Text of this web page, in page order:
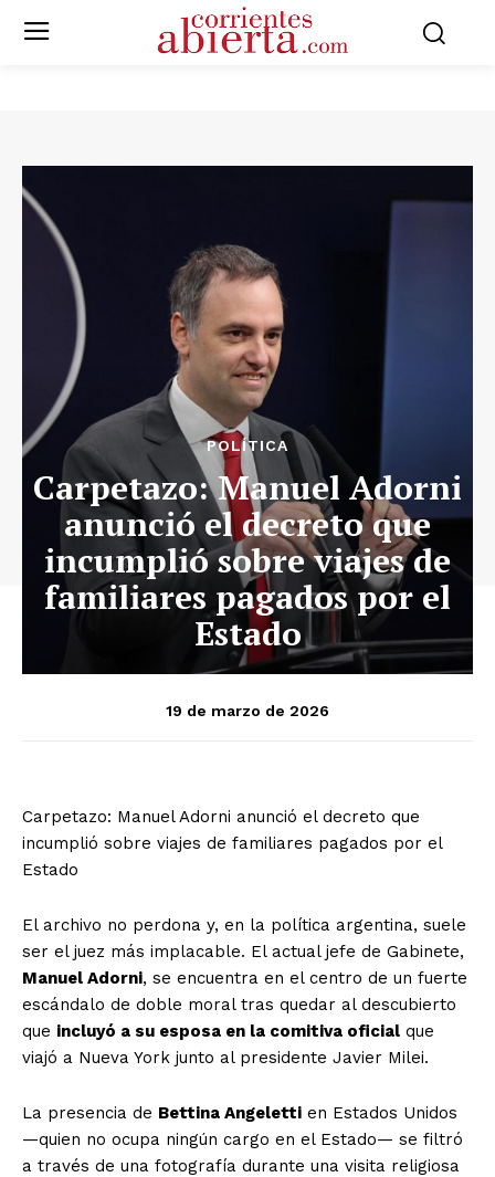
POLÍTICA
Carpetazo: Manuel Adorni
anunció el decreto que
incumplió sobre viajes de
familiares pagados por el
Estado
19 de marzo de 2026
Carpetazo: Manuel Adorni anunció el decreto que
incumplió sobre viajes de familiares pagados por el
Estado
El archivo no perdona y, en la política argentina, suele
ser el juez más implacable. El actual jefe de Gabinete,
Manuel Adorni, se encuentra en el centro de un fuerte
escándalo de doble moral tras quedar al descubierto
que incluyó a su esposa en la comitiva oficial que
viajó a Nueva York junto al presidente Javier Milei.
La presencia de Bettina Angeletti en Estados Unidos
—quien no ocupa ningún cargo en el Estado— se filtró
a través de una fotografía durante una visita religiosa